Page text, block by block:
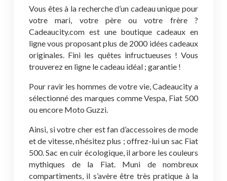
Vous êtes à la recherche d’un cadeau unique pour
votre mari, votre père ou votre frère ?
Cadeaucity.com est une boutique cadeaux en
ligne vous proposant plus de 2000 idées cadeaux
originales. Fini les quêtes infructueuses ! Vous
trouverez en ligne le cadeau idéal ; garantie !
Pour ravir les hommes de votre vie, Cadeaucity a
sélectionné des marques comme Vespa, Fiat 500
ou encore Moto Guzzi.
Ainsi, si votre cher est fan d’accessoires de mode
et de vitesse, n’hésitez plus ; offrez-lui un sac Fiat
500. Sac en cuir écologique, il arbore les couleurs
mythiques de la Fiat. Muni de nombreux
compartiments, il s’avère être très pratique à la